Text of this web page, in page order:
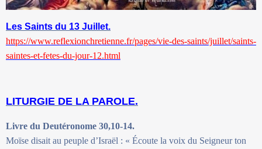
Les Saints du 13 Juillet.
https://www.reflexionchretienne.fr/pages/vie-des-saints/juillet/saints-
saintes-et-fetes-du-jour-12.html
LITURGIE DE LA PAROLE.
Livre du Deutéronome 30,10-14.
Moïse disait au peuple d’Israël : « Écoute la voix du Seigneur ton